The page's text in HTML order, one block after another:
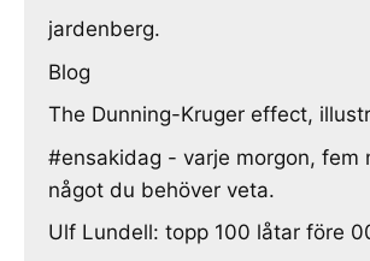
jardenberg.
Blog
The Dunning-Kruger effect,
#ensakidag - varje morgon, fem
något du behöver veta.
Ulf Lundell: topp 100 låtar före